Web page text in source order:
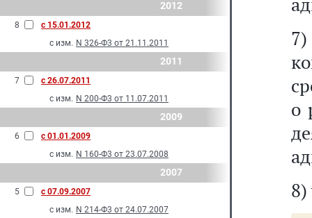
2012
8
с 15.01.2012
с изм. N 326-Ф3 от 21.11.2011
2011
7
с 26.07.2011
с изм. N 200-Ф3 от 11.07.2011
2009
6
с 01.01.2009
с изм. N 160-Ф3 от 23.07.2008
2007
5
с 07.09.2007
с изм. N 214-Ф3 от 24.07.2007
о
8)